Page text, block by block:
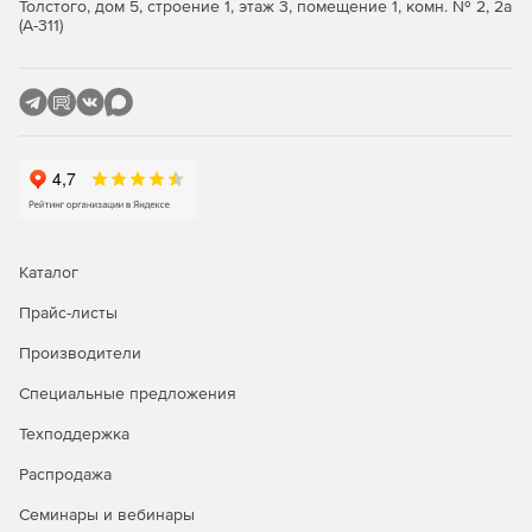
Поддержка всех основных реляционных баз данных
Утилита FlexText для синтаксического анализа
плоских файлов.
IDoc и IATA PADIS EDI (зависит от редакции).
Генерация кода XSLT 1.0/2.0 и XQuery (Professional и
промежуточные переменные.
Мощные функции сортировки ввода баз данных и
других структурированных данных.
Визуальное построение функций.
Толстого, дом 5, строение 1, этаж 3, помещение 1, комн. № 2, 2а
(А-311)
Каталог
Прайс-листы
Производители
Специальные предложения
Техподдержка
Распродажа
Семинары и вебинары